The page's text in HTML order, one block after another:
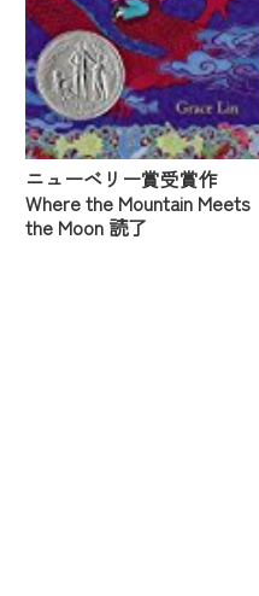
ニューベリー賞受賞作
Where the Mountain Meets
the Moon 読了